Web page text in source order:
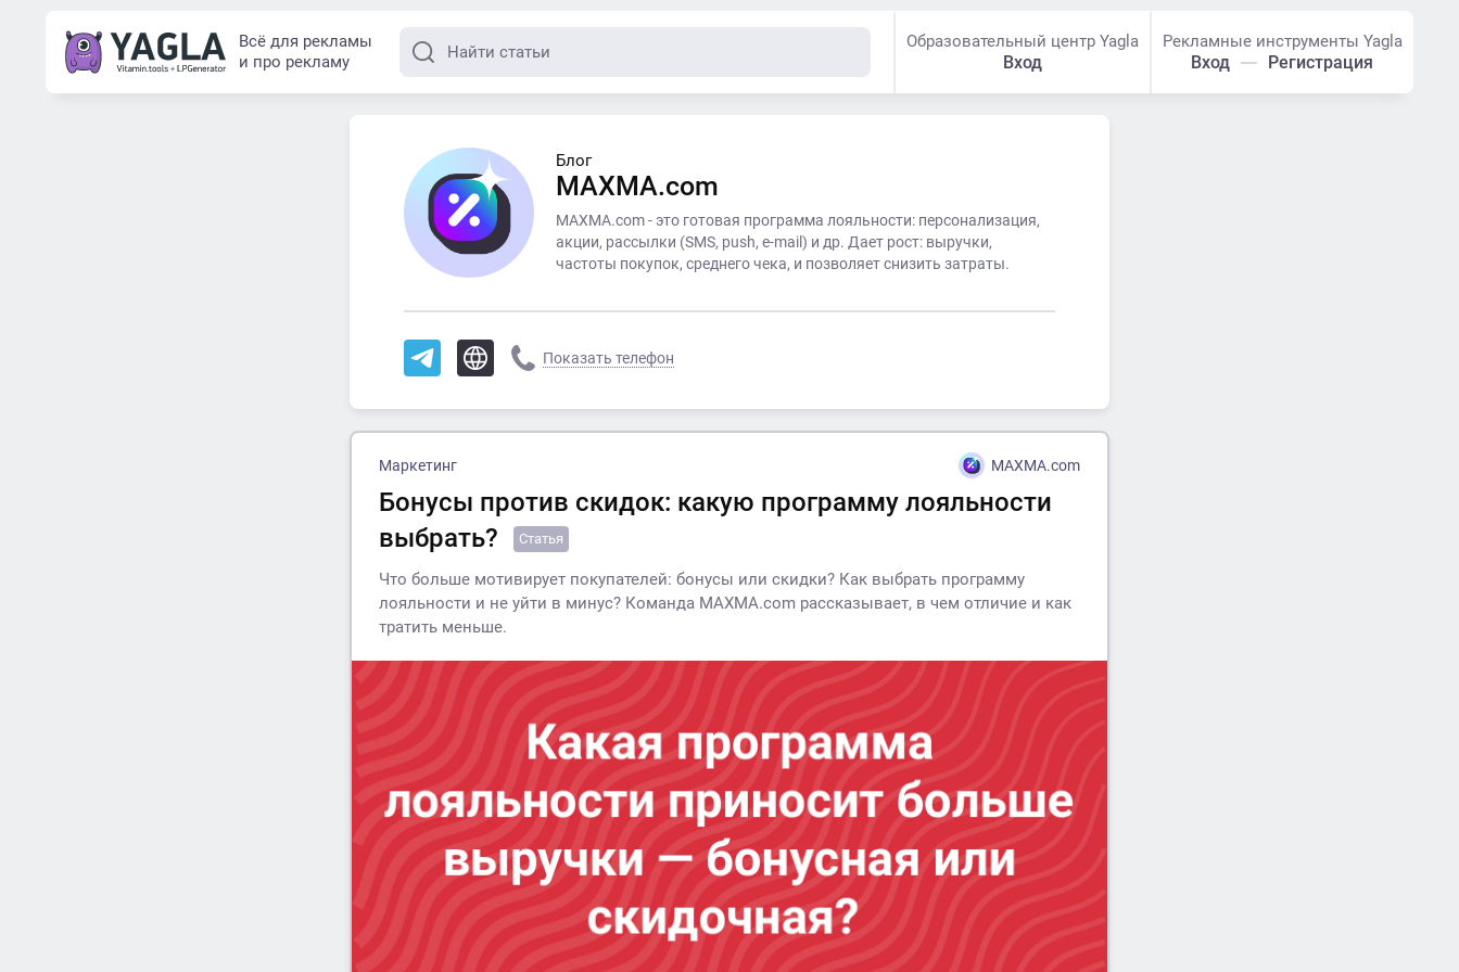
Всё для рекламы
и про рекламу
Образовательный центр Yagla
Вход
Рекламные инструменты Yagla
Вход Регистрация
Блог
MAXMA.com
MAXMA.com - это готовая программа лояльности: персонализация,
акции, рассылки (SMS, push, e-mail) и др. Дает рост: выручки,
частоты покупок, среднего чека, и позволяет снизить затраты.
Показать телефон
Маркетинг MAXMA.com
Бонусы против скидок: какую программу лояльности
выбрать?
Статья
Что больше мотивирует покупателей: бонусы или скидки? Как выбрать программу
лояльности и не уйти в минус? Команда MAXMA.com рассказывает, в чем отличие и как
тратить меньше.